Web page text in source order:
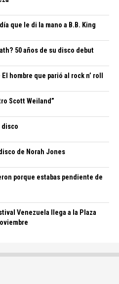
que le di la mano a B.B. King
50 años de su disco debut
hombre que parió al rock n’ roll
Scott Weiland”
disco
de Norah Jones
porque estabas pendiente de
Venezuela llega a la Plaza